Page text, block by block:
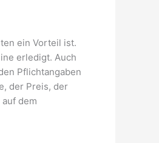
ein Vorteil ist.
erledigt. Auch
Pflichtangaben
der Preis, der
dem